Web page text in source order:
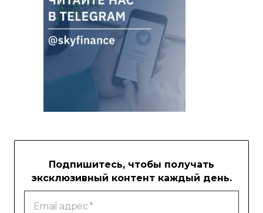
Подпишитесь, чтобы получать
эксклюзивный контент каждый день.
Email
адрес